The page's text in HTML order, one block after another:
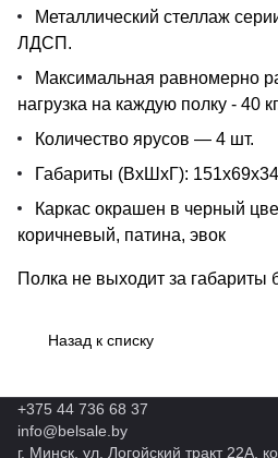
Металлический стеллаж
ЛДСП.
Максимальная равномерно
нагрузка на каждую полку - 40
Количество ярусов — 4 шт.
Габариты (ВхШхГ):
Каркас окрашен в черный
коричневый, патина, эвок
Полка не выходит за габариты
Назад к списку
+375 44 736 68 37
info@belsale.by
г. Минск, ул. Логойский тракт 22А,